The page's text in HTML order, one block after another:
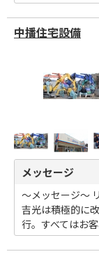
中播住宅設備
メッセージ
～メッセージ～
吉光は積極的に
行。すべてはお